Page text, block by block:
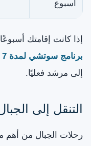
أسبوع
إذا كانت إقامتك
برنامج سوتشي لمدة 7 أيام
إلى مرشد فعليًا.
التنقل إلى
رحلات الجبال من أهم